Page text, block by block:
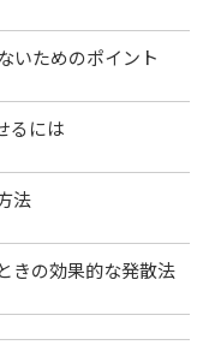
いためのポイント
るには
法
きの効果的な発散法